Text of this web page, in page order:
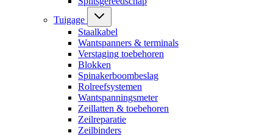
Tuigage
Staalkabel
Wantspanners & terminals
Verstaging toebehoren
Blokken
Spinakerboombeslag
Rolreefsystemen
Wantspanningsmeter
Zeillatten & toebehoren
Zeilreparatie
Zeilbinders